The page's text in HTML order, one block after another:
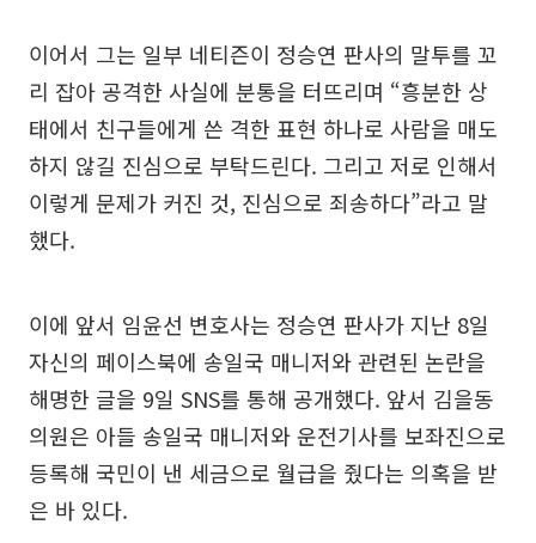
이어서 그는 일부 네티즌이 정승연 판사의 말투를 꼬
리 잡아 공격한 사실에 분통을 터뜨리며 “흥분한 상
태에서 친구들에게 쓴 격한 표현 하나로 사람을 매도
하지 않길 진심으로 부탁드린다. 그리고 저로 인해서
이렇게 문제가 커진 것, 진심으로 죄송하다”라고 말
했다.
이에 앞서 임윤선 변호사는 정승연 판사가 지난 8일
자신의 페이스북에 송일국 매니저와 관련된 논란을
해명한 글을 9일 SNS를 통해 공개했다. 앞서 김을동
의원은 아들 송일국 매니저와 운전기사를 보좌진으로
등록해 국민이 낸 세금으로 월급을 줬다는 의혹을 받
은 바 있다.